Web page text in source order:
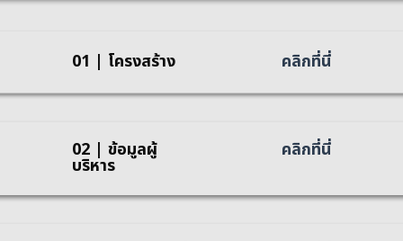
01 | โครงสร้าง คลิกที่นี่
02 | ข้อมูลผู้
บริหาร
คลิกที่นี่